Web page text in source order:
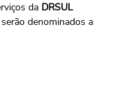
da DRSUL
denominados a